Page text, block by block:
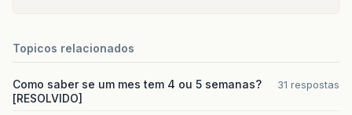
Topicos relacionados
Como saber se um mes tem 4 ou 5 semanas?
[RESOLVIDO]
31 respostas